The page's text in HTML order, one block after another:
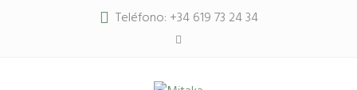
Teléfono: +34 619 73 24 34